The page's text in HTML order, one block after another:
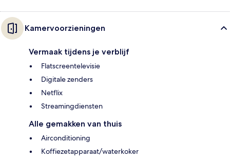
Kamervoorzieningen
Vermaak tijdens je verblijf
Flatscreentelevisie
Digitale zenders
Netflix
Streamingdiensten
Alle gemakken van thuis
Airconditioning
Koffiezetapparaat/waterkoker